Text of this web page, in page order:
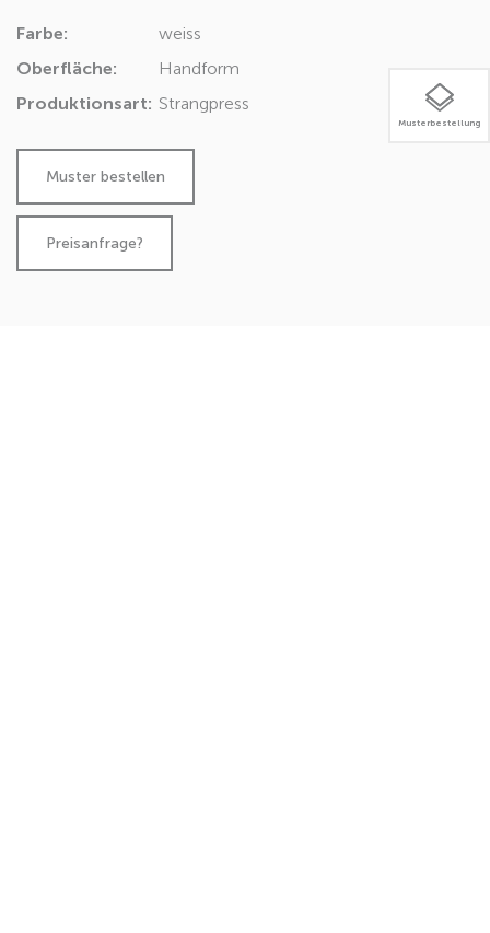
Musterbestellung
Farbe:
weiss
Oberfläche:
Handform
Produktionsart: Strangpress
Preisanfrage?